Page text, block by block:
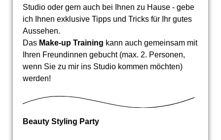
Studio oder gern auch bei Ihnen zu Hause - gebe
ich Ihnen exklusive Tipps und Tricks für Ihr gutes
Aussehen.
DasMake-up Training kann auch gemeinsam mit
Ihren Freundinnen gebucht (max. 2. Personen,
wenn Sie zu mir ins Studio kommen möchten)
werden!
Beauty Styling Party